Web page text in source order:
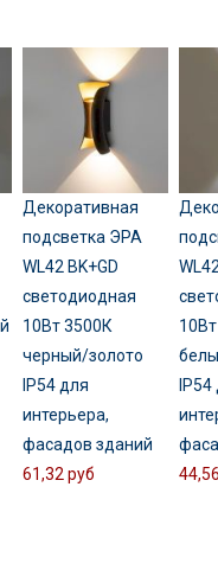
Декоративная
подсветка ЭРА
WL42 BK+GD
светодиодная
10Вт 3500К
черный/золото
IP54 для
интерьера,
фасадов зданий
61,32 руб
IP54